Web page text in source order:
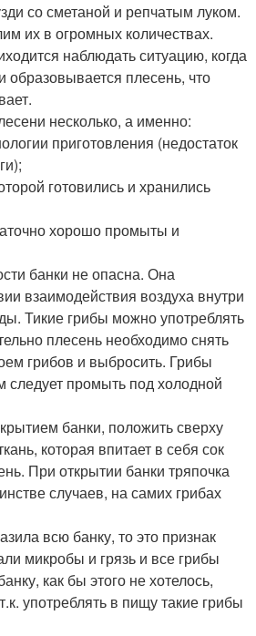
со сметаной и репчатым луком.
их в огромных количествах.
наблюдать ситуацию, когда
образовывается плесень, что
несколько, а именно:
приготовления (недостаток
готовились и хранились
хорошо промыты и
банки не опасна. Она
взаимодействия воздуха внутри
Тикие грибы можно употреблять
плесень необходимо снять
грибов и выбросить. Грибы
следует промыть под холодной
банки, положить сверху
которая впитает в себя сок
При открытии банки тряпочка
случаев, на самих грибах
всю банку, то это признак
микробы и грязь и все грибы
как бы этого не хотелось,
употреблять в пищу такие грибы